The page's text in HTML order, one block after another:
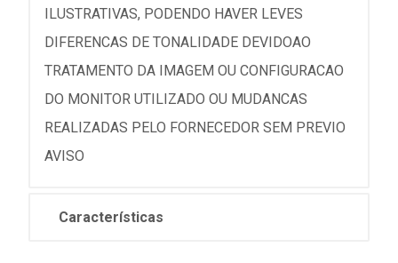
ILUSTRATIVAS, PODENDO HAVER LEVES
DIFERENCAS DE TONALIDADE DEVIDOAO
TRATAMENTO DA IMAGEM OU CONFIGURACAO
DO MONITOR UTILIZADO OU MUDANCAS
REALIZADAS PELO FORNECEDOR SEM PREVIO
AVISO
Características